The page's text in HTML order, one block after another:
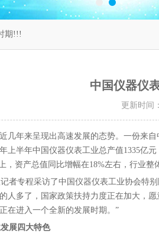
期!!!
中国仪器仪
更新时间
几年来呈现出高速发展的态势。一份来
上半年中国仪器仪表工业总产值1335亿
，资产总值同比增幅在18%左右，行业整
者专程采访了中国仪器仪表工业协会特
人多了，国家政策扶持力度正在加大，
在进入一个全新的发展时期。”
展四大特色